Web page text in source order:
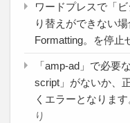
ワードプレスで「
り替えができない
Formatting。を停止
「amp-ad」で必要
script」がないか、
くエラーとなりま
り